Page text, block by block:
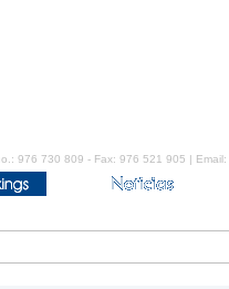
976 730 809 - Fax: 976 521 905 | Email: